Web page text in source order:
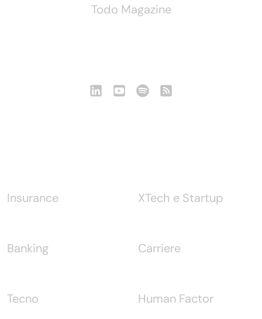
Todo Magazine
Insurance
Banking
Tecno
XTech e Startup
Carriere
Human Factor